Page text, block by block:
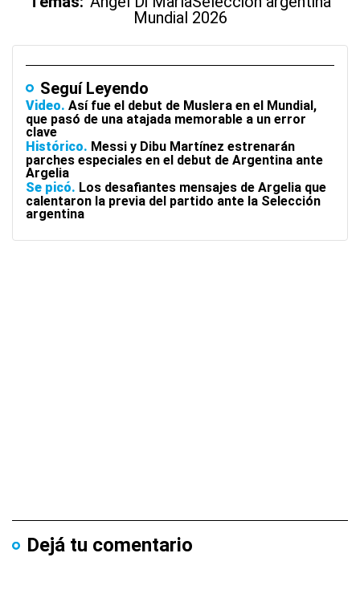
Mundial 2026
Seguí Leyendo
Video Así fue el debut de Muslera en el Mundial,
que pasó de una atajada memorable a un error
clave
Histórico Messi y Dibu Martínez estrenarán
parches especiales en el debut de Argentina ante
Argelia
Se picó Los desafiantes mensajes de Argelia que
calentaron la previa del partido ante la Selección
argentina
Dejá tu comentario